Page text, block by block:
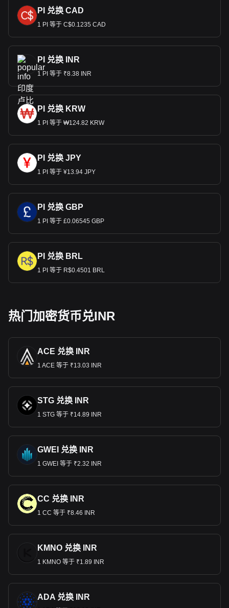
PI 兑换 CAD
1 PI 等于 C$0.1235 CAD
PI 兑换 INR
1 PI 等于 ₹8.38 INR
PI 兑换 KRW
1 PI 等于 ₩124.82 KRW
PI 兑换 JPY
1 PI 等于 ¥13.94 JPY
PI 兑换 GBP
1 PI 等于 £0.06545 GBP
PI 兑换 BRL
1 PI 等于 R$0.4501 BRL
热门加密货币兑INR
ACE 兑换 INR
1 ACE 等于 ₹13.03 INR
STG 兑换 INR
1 STG 等于 ₹14.89 INR
GWEI 兑换 INR
1 GWEI 等于 ₹2.32 INR
CC 兑换 INR
1 CC 等于 ₹8.46 INR
KMNO 兑换 INR
1 KMNO 等于 ₹1.89 INR
ADA 兑换 INR